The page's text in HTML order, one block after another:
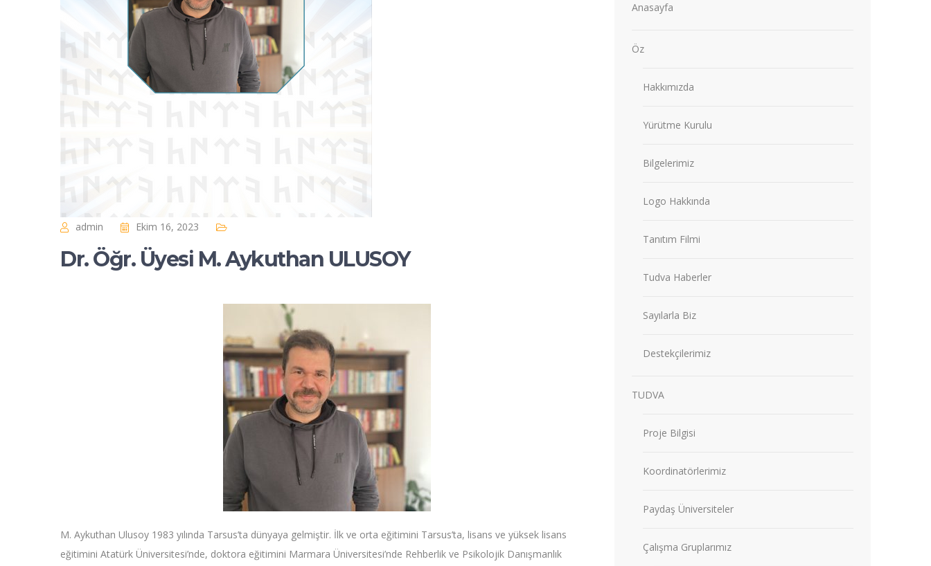
admin Ekim 16, 2023
Dr. Öğr. Üyesi M. Aykuthan ULUSOY
M. Aykuthan Ulusoy 1983 yılında Tarsus’ta dünyaya gelmiştir. İlk ve orta eğitimini Tarsus’ta, lisans ve yüksek lisans
eğitimini Atatürk Üniversitesi’nde, doktora eğitimini Marmara Üniversitesi’nde Rehberlik ve Psikolojik Danışmanlık
Anasayfa
Öz
Hakkımızda
Yürütme Kurulu
Bilgelerimiz
Logo Hakkında
Tanıtım Filmi
Tudva Haberler
Sayılarla Biz
Destekçilerimiz
TUDVA
Proje Bilgisi
Koordinatörlerimiz
Paydaş Üniversiteler
Çalışma Gruplarımız